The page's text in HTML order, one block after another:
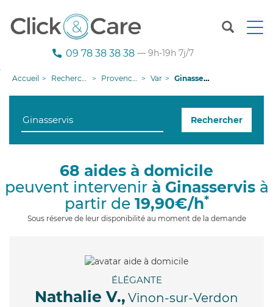
T
n
g
i
09 78 38 38 38 — 9h-19h 7j/7
Accueil Recherche aide à domicile Provence-Alpes-Côte d'Azur Var Ginasservis
Rechercher
68 aides à domicile
peuvent intervenir à Ginasservisà
partir de 19,90€/h*
Sous réserve de leur disponibilité au moment de la demande
ÉLÉGANTE
Nathalie V., Vinon-sur-Verdon